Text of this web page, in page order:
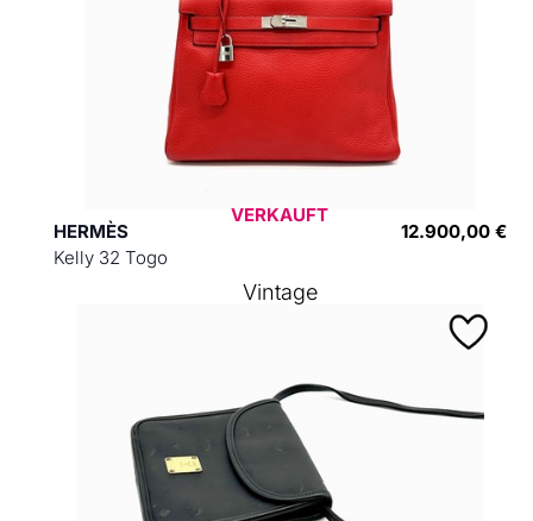
HERMÈS
Kelly 32 Togo
12.900,00 €
VERKAUFT
Vintage